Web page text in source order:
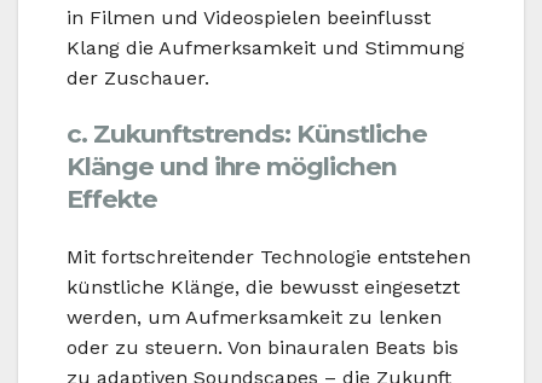
in Filmen und Videospielen beeinflusst
Klang die Aufmerksamkeit und Stimmung
der Zuschauer.
c. Zukunftstrends: Künstliche
Klänge und ihre möglichen
Effekte
Mit fortschreitender Technologie entstehen
künstliche Klänge, die bewusst eingesetzt
werden, um Aufmerksamkeit zu lenken
oder zu steuern. Von binauralen Beats bis
zu adaptiven Soundscapes – die Zukunft